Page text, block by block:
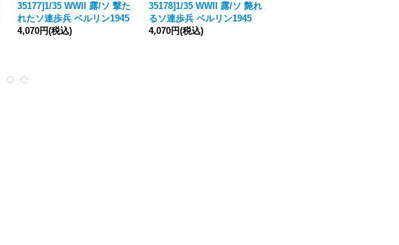
35177]1/35 WWII 露/ソ 撃た
れたソ連歩兵 ベルリン1945
4,070円(税込)
35178]1/35 WWII 露/ソ 斃れ
るソ連歩兵 ベルリン1945
4,070円(税込)